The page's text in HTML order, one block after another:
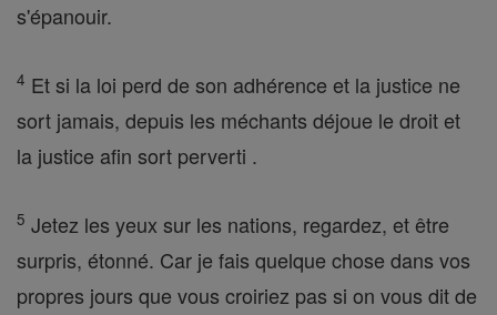
s'épanouir.
4 Et si la loi perd de son adhérence et la justice ne
sort jamais, depuis les méchants déjoue le droit et
la justice afin sort perverti .
5 Jetez les yeux sur les nations, regardez, et être
surpris, étonné. Car je fais quelque chose dans vos
propres jours que vous croiriez pas si on vous dit de